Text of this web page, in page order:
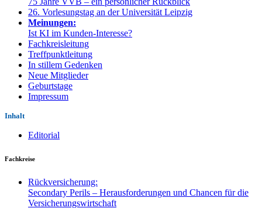
26. Vorlesungstag an der Universität Leipzig
Meinungen:
Ist KI im Kunden-Interesse?
Fachkreisleitung
Treffpunktleitung
In stillem Gedenken
Neue Mitglieder
Geburtstage
Impressum
Inhalt
Editorial
Fachkreise
Rückversicherung:
Secondary Perils – Herausforderungen und Chancen für die
Versicherungswirtschaft